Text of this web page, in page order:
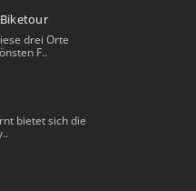
drei Orte
F..
bietet sich die